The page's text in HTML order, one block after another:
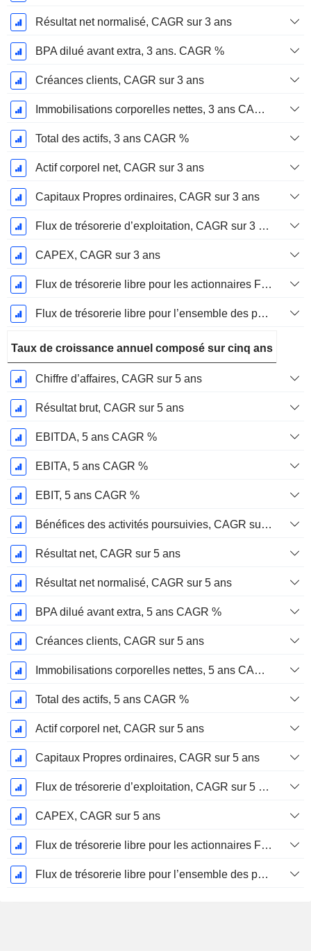
Résultat net normalisé, CAGR sur 3 ans
BPA dilué avant extra, 3 ans. CAGR %
Créances clients, CAGR sur 3 ans
Immobilisations corporelles nettes, 3 ans CAGR %
Total des actifs, 3 ans CAGR %
Actif corporel net, CAGR sur 3 ans
Capitaux Propres ordinaires, CAGR sur 3 ans
Flux de trésorerie d’exploitation, CAGR sur 3 ans
CAPEX, CAGR sur 3 ans
Flux de trésorerie libre pour les actionnaires FCFE, CAGR sur 3 ans
Flux de trésorerie libre pour l’ensemble des pourvoyeurs de fonds (créanciers et actionnaires) FCFF, CAGR sur 3 ans
Taux de croissance annuel composé sur cinq ans
Chiffre d’affaires, CAGR sur 5 ans
Résultat brut, CAGR sur 5 ans
EBITDA, 5 ans CAGR %
EBITA, 5 ans CAGR %
EBIT, 5 ans CAGR %
Bénéfices des activités poursuivies, CAGR sur 5 ans
Résultat net, CAGR sur 5 ans
Résultat net normalisé, CAGR sur 5 ans
BPA dilué avant extra, 5 ans CAGR %
Créances clients, CAGR sur 5 ans
Immobilisations corporelles nettes, 5 ans CAGR %
Total des actifs, 5 ans CAGR %
Actif corporel net, CAGR sur 5 ans
Capitaux Propres ordinaires, CAGR sur 5 ans
Flux de trésorerie d’exploitation, CAGR sur 5 ans
CAPEX, CAGR sur 5 ans
Flux de trésorerie libre pour les actionnaires FCFE, CAGR sur 5 ans
Flux de trésorerie libre pour l’ensemble des pourvoyeurs de fonds (créanciers et actionnaires) FCFF, CAGR sur 5 ans